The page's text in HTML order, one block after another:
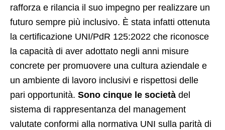
rafforza e rilancia il suo impegno per realizzare un
futuro sempre più inclusivo. È stata infatti ottenuta
la certificazione UNI/PdR 125:2022 che riconosce
la capacità di aver adottato negli anni misure
concrete per promuovere una cultura aziendale e
un ambiente di lavoro inclusivi e rispettosi delle
pari opportunità. Sono cinque le società del
sistema di rappresentanza del management
valutate conformi alla normativa UNI sulla parità di